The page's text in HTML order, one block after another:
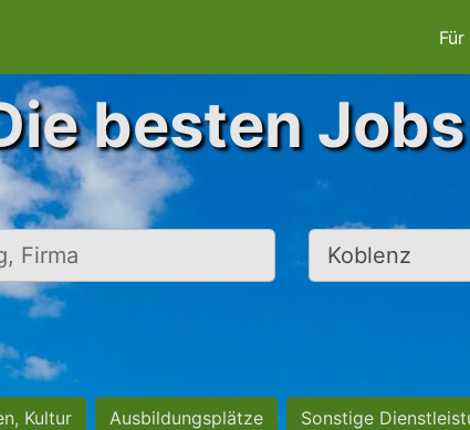
besten
Ort, Stadt
Kultur Ausbildungsplätze Sonstige